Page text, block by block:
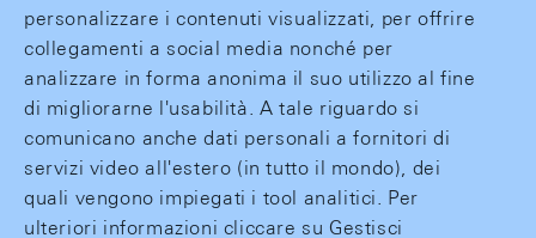
personalizzare i contenuti visualizzati, per offrire
collegamenti a social media nonché per
analizzare in forma anonima il suo utilizzo al fine
di migliorarne l'usabilità. A tale riguardo si
comunicano anche dati personali a fornitori di
servizi video all'estero (in tutto il mondo), dei
quali vengono impiegati i tool analitici. Per
ulteriori informazioni cliccare su Gestisci